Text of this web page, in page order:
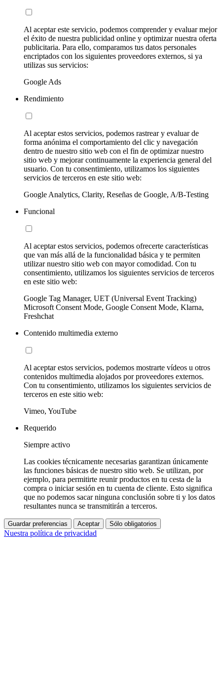
Al aceptar este servicio, podemos comprender y evaluar mejor
el éxito de nuestra publicidad online y optimizar nuestra oferta
publicitaria. Para ello, comparamos tus datos personales
encriptados con los siguientes proveedores externos, si ya
utilizas sus servicios:
Google Ads
Rendimiento
Al aceptar estos servicios, podemos rastrear y evaluar de
forma anónima el comportamiento del clic y navegación
dentro de nuestro sitio web con el fin de optimizar nuestro
sitio web y mejorar continuamente la experiencia general del
usuario. Con tu consentimiento, utilizamos los siguientes
servicios de terceros en este sitio web:
Google Analytics, Clarity, Reseñas de Google, A/B-Testing
Funcional
Al aceptar estos servicios, podemos ofrecerte características
que van más allá de la funcionalidad básica y te permiten
utilizar nuestro sitio web con mayor comodidad. Con tu
consentimiento, utilizamos los siguientes servicios de terceros
en este sitio web:
Google Tag Manager, UET (Universal Event Tracking)
Microsoft Consent Mode, Google Consent Mode, Klarna,
Freshchat
Contenido multimedia externo
Al aceptar estos servicios, podemos mostrarte vídeos u otros
contenidos multimedia alojados por proveedores externos.
Con tu consentimiento, utilizamos los siguientes servicios de
terceros en este sitio web:
Vimeo, YouTube
Requerido
Siempre activo
Las cookies técnicamente necesarias garantizan únicamente
las funciones básicas de nuestro sitio web. Se utilizan, por
ejemplo, para permitirte reunir productos en tu cesta de la
compra o iniciar sesión en tu cuenta de cliente. Esto significa
que no podemos sacar ninguna conclusión sobre ti y los datos
resultantes nunca se transmitirán a terceros.
Guardar preferencias Aceptar Sólo obligatorios
Nuestra política de privacidad